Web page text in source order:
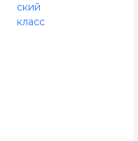
ский
класс